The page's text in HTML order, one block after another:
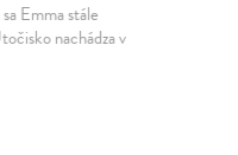
Emma stále
nachádza v